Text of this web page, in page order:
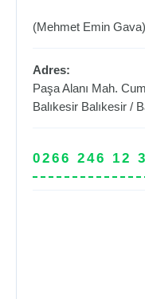
(Mehmet Emin Gava)
Adres:
Paşa Alanı Mah.
Balıkesir Balıkesir /
0266 246 12